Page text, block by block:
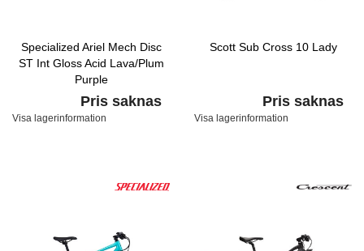
Specialized Ariel Mech Disc
ST Int Gloss Acid Lava/Plum
Purple
Pris saknas
Visa lagerinformation
Scott Sub Cross 10 Lady
Pris saknas
Visa lagerinformation